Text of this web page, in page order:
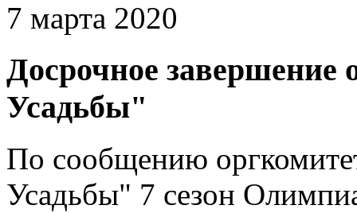
7 марта 2020
Досрочное
Усадьбы"
По сообщению
Усадьбы" 7 сезон